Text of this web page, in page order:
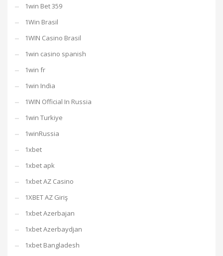
1win Bet 359
1Win Brasil
1WIN Casino Brasil
1win casino spanish
1win fr
1win India
1WIN Official In Russia
1win Turkiye
1winRussia
1xbet
1xbet apk
1xbet AZ Casino
1XBET AZ Giriş
1xbet Azerbajan
1xbet Azerbaydjan
1xbet Bangladesh